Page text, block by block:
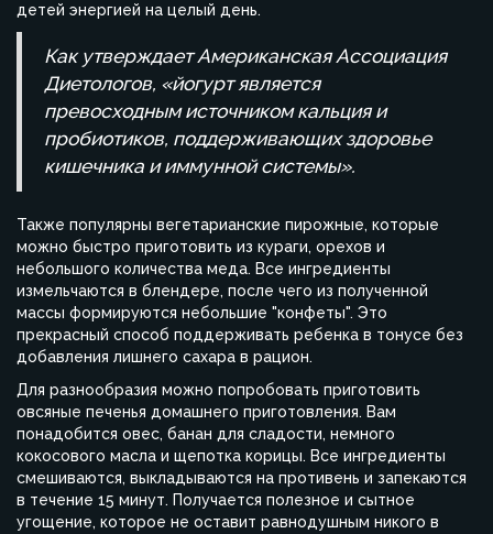
детей энергией на целый день.
Как утверждает Американская Ассоциация
Диетологов, «йогурт является
превосходным источником кальция и
пробиотиков, поддерживающих здоровье
кишечника и иммунной системы».
Также популярны вегетарианские пирожные, которые
можно быстро приготовить из кураги, орехов и
небольшого количества меда. Все ингредиенты
измельчаются в блендере, после чего из полученной
массы формируются небольшие "конфеты". Это
прекрасный способ поддерживать ребенка в тонусе без
добавления лишнего сахара в рацион.
Для разнообразия можно попробовать приготовить
овсяные печенья домашнего приготовления. Вам
понадобится овес, банан для сладости, немного
кокосового масла и щепотка корицы. Все ингредиенты
смешиваются, выкладываются на противень и запекаются
в течение 15 минут. Получается полезное и сытное
угощение, которое не оставит равнодушным никого в